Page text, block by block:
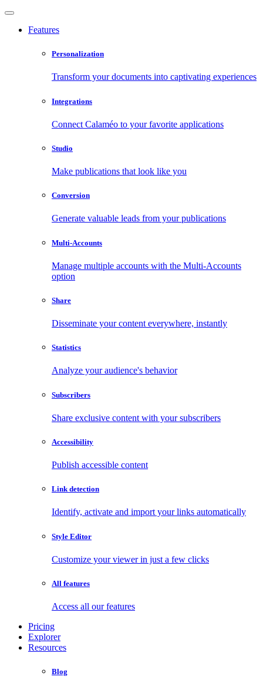
Features
Personalization
Transform your documents into captivating experiences
Integrations
Connect Calaméo to your favorite applications
Studio
Make publications that look like you
Conversion
Generate valuable leads from your publications
Multi-Accounts
Manage multiple accounts with the Multi-Accounts
option
Share
Disseminate your content everywhere, instantly
Statistics
Analyze your audience's behavior
Subscribers
Share exclusive content with your subscribers
Accessibility
Publish accessible content
Link detection
Identify, activate and import your links automatically
Style Editor
Customize your viewer in just a few clicks
All features
Access all our features
Pricing
Explorer
Resources
Blog